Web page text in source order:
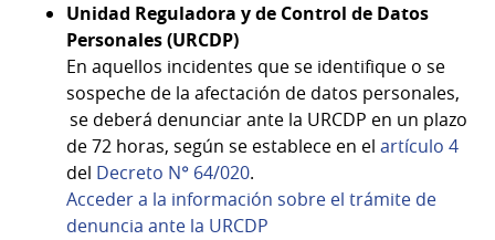
Unidad Reguladora y de Control de Datos
Personales (URCDP)
En aquellos incidentes que se identifique o se
sospeche de la afectación de datos personales,
se deberá denunciar ante la URCDP en un plazo
de 72 horas, según se establece en el artículo 4
del Decreto N° 64/020.
Acceder a la información sobre el trámite de
denuncia ante la URCDP